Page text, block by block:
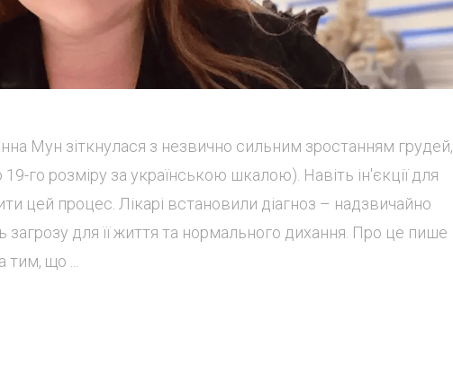
Мун зіткнулася з незвично сильним зростанням грудей,
го розміру за українською шкалою). Навіть ін'єкції для
цей процес. Лікарі встановили діагноз – надзвичайно
загрозу для її життя та нормального дихання. Про це пише
що ...